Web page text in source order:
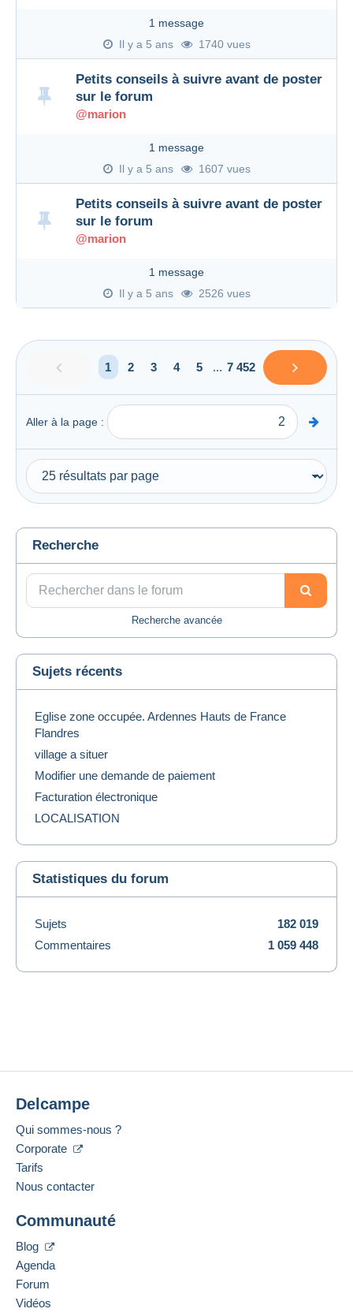
1 message
Il y a 5 ans
1740 vues
Petits conseils à suivre avant de poster
sur le forum
@marion
1 message
Il y a 5 ans
1607 vues
Petits conseils à suivre avant de poster
sur le forum
@marion
1 message
Il y a 5 ans
2526 vues
1 2 3 4 5 ... 7 452
Aller à la page :
Recherche
Recherche avancée
Sujets récents
Eglise zone occupée. Ardennes Hauts de France
Flandres
village a situer
Modifier une demande de paiement
Facturation électronique
LOCALISATION
Statistiques du forum
Sujets
182 019
Commentaires
1 059 448
Delcampe
Qui sommes-nous ?
Corporate
Tarifs
Nous contacter
Communauté
Blog
Agenda
Forum
Vidéos